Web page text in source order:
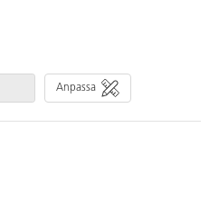
Anpassa